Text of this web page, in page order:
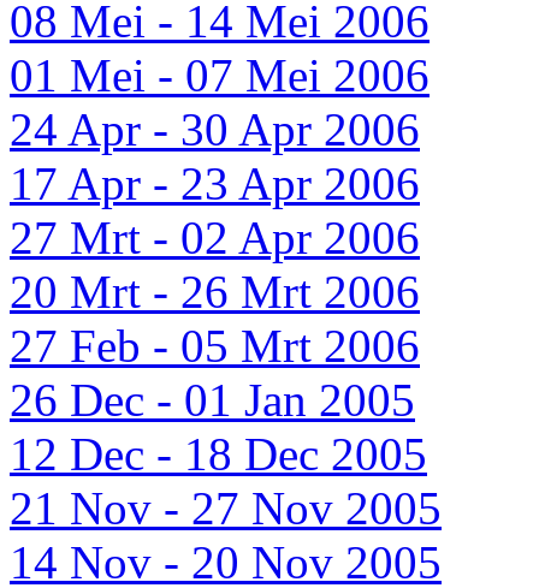
08 Mei - 14 Mei 2006
01 Mei - 07 Mei 2006
24 Apr - 30 Apr 2006
17 Apr - 23 Apr 2006
27 Mrt - 02 Apr 2006
20 Mrt - 26 Mrt 2006
27 Feb - 05 Mrt 2006
26 Dec - 01 Jan 2005
12 Dec - 18 Dec 2005
21 Nov - 27 Nov 2005
14 Nov - 20 Nov 2005